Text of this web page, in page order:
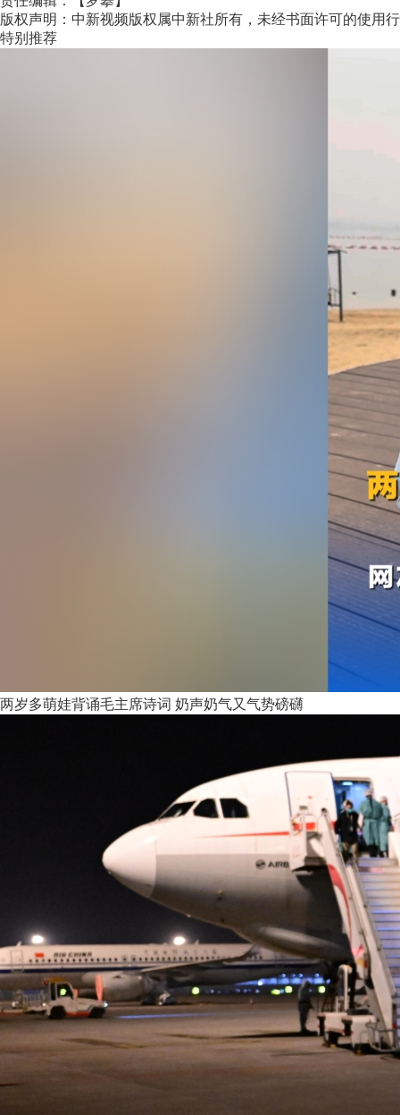
版权声明：中新视频版权属中新社所有，未经书面许可的使用
特别推荐
两岁多萌娃背诵毛主席诗词 奶声奶气又气势磅礴